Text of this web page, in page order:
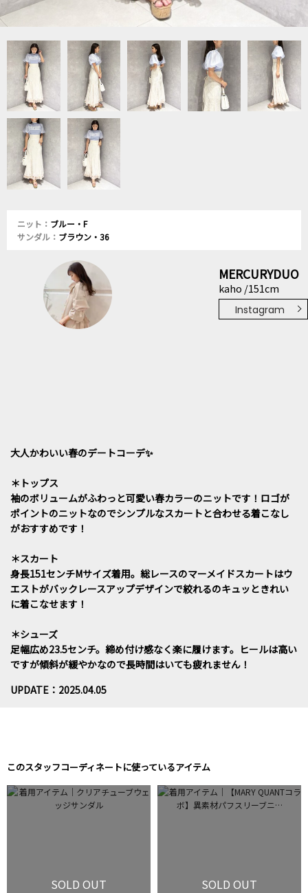
ニット： ブルー・F
サンダル： ブラウン・36
MERCURYDUO
kaho /151cm
Instagram
大人かわいい春のデートコーデ✨
＊トップス
袖のボリュームがふわっと可愛い春カラーのニットです！ロゴが
ポイントのニットなのでシンプルなスカートと合わせる着こなし
がおすすめです！
＊スカート
身長151センチMサイズ着用。総レースのマーメイドスカートはウ
エストがバックレースアップデザインで絞れるのキュッときれい
に着こなせます！
＊シューズ
足幅広め23.5センチ。締め付け感なく楽に履けます。ヒールは高い
ですが傾斜が緩やかなので長時間はいても疲れません！
UPDATE：2025.04.05
このスタッフコーディネートに使っているアイテム
SOLD OUT SOLD OUT